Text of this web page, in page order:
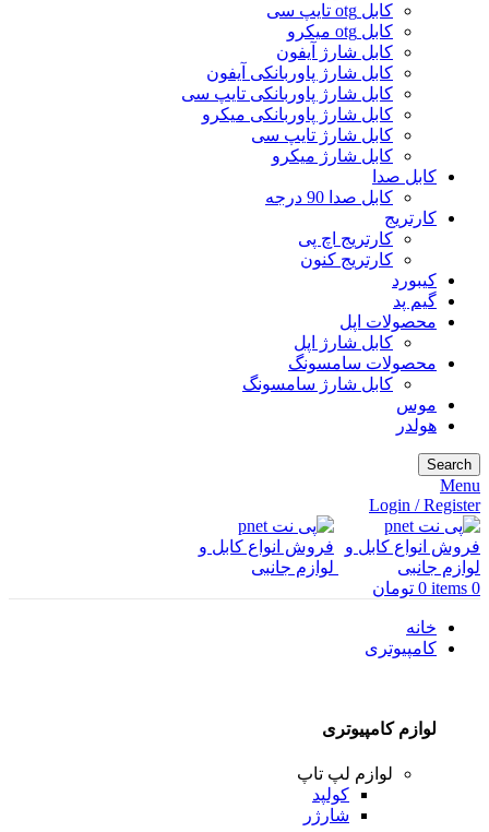
کابل otg تایپ سی
کابل otg میکرو
کابل شارژ آیفون
کابل شارژ پاوربانکی آیفون
کابل شارژ پاوربانکی تایپ سی
کابل شارژ پاوربانکی میکرو
کابل شارژ تایپ سی
کابل شارژ میکرو
کابل صدا
کابل صدا 90 درجه
کارتریج
کارتریج اچ پی
کارتریج کنون
کیبورد
گیم پد
محصولات اپل
کابل شارژ اپل
محصولات سامسونگ
کابل شارژ سامسونگ
موس
هولدر
Search
Menu
Login / Register
0
items
0 تومان
خانه
کامپیوتری
لوازم کامپیوتری
لوازم لپ تاپ
کولپد
شارژر